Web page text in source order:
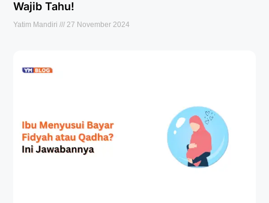
Wajib Tahu!
Yatim Mandiri 27 November 2024